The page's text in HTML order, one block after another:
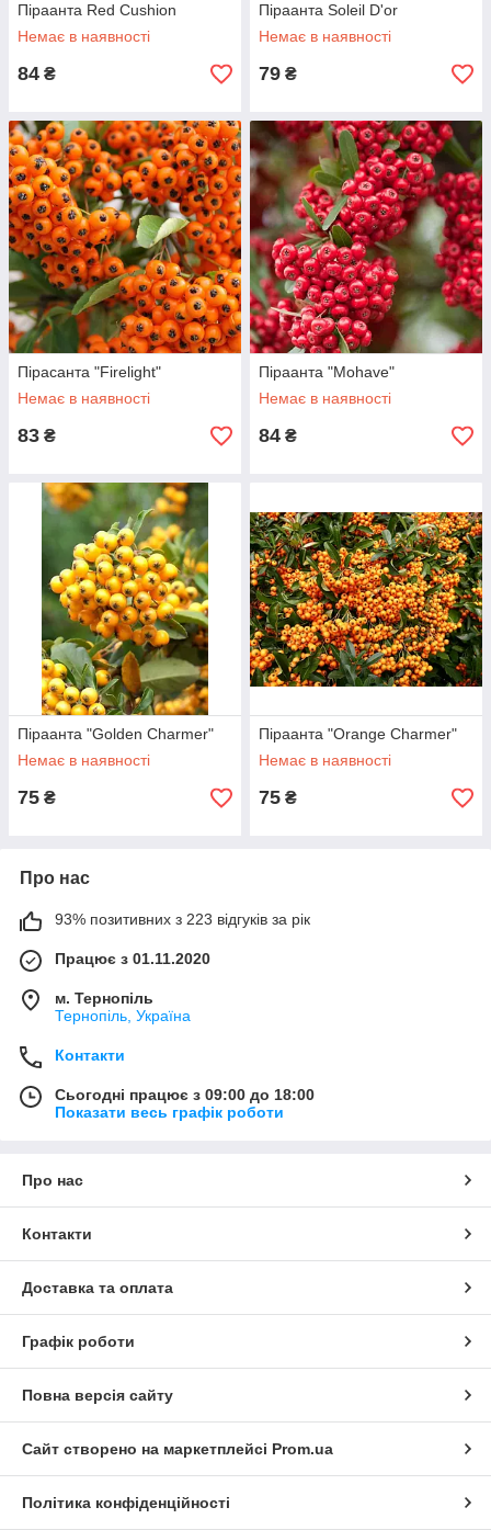
Піраанта Red Cushion
Немає в наявності
84 ₴
Піраанта Soleil D'or
Немає в наявності
79 ₴
Пірасанта "Firelight"
Немає в наявності
83 ₴
Піраанта "Mohave"
Немає в наявності
84 ₴
Піраанта "Golden Charmer"
Немає в наявності
75 ₴
Піраанта "Orange Charmer"
Немає в наявності
75 ₴
Про нас
93% позитивних з 223 відгуків за рік
Працює з 01.11.2020
м. Тернопіль
Тернопіль, Україна
Контакти
Сьогодні працює з 09:00 до 18:00
Показати весь графік роботи
Про нас
Контакти
Доставка та оплата
Графік роботи
Повна версія сайту
Сайт створено на маркетплейсі Prom.ua
Політика конфіденційності